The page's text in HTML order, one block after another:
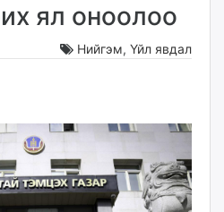
ял оноолоо
Нийгэм, Үйл явдал